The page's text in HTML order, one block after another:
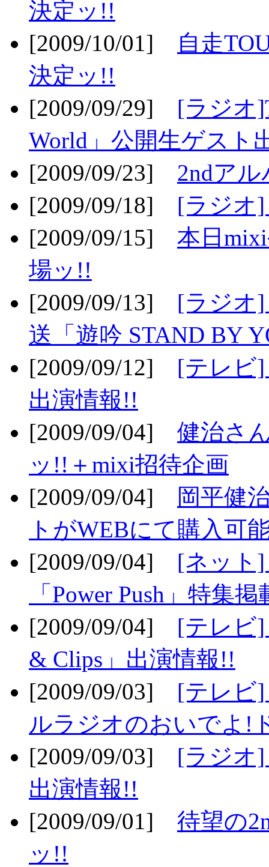
決定ッ!!
[2009/10/01]
自走
決定ッ!!
[2009/09/29] [ラジオ
World」公開生ゲスト
[2009/09/23] 2ndア
[2009/09/18] [ラジオ
[2009/09/15] 本日
場ッ!!
[2009/09/13] [ラジオ]
送「遊吟 STAND BY
[2009/09/12] [テレビ]
出演情報!!
[2009/09/04] 健治さ
ッ!!＋mixi招待企画
[2009/09/04]
岡平健
トがWEBにて購入可
[2009/09/04] [ネット]
「Power Push」特集
[2009/09/04] [テレビ]
& Clips」出演情報!!
[2009/09/03] [テレビ
ルラジオのおいでよ!
[2009/09/03] [ラジオ]
出演情報!!
[2009/09/01] 待望の
ッ!!